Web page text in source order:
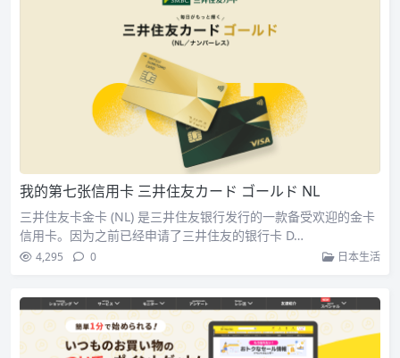
我的第七张信用卡 三井住友カード ゴールド NL
三井住友卡金卡 (NL) 是三井住友银行发行的一款备受欢迎的金卡
信用卡。因为之前已经申请了三井住友的银行卡 D…
4,295 0 日本生活